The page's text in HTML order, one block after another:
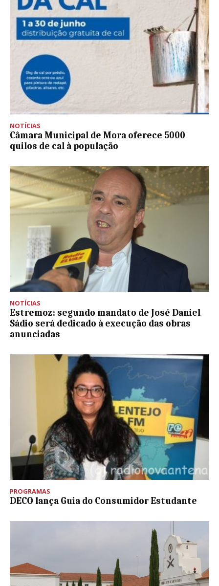
NOTÍCIAS
Câmara Municipal de Mora oferece 5000
quilos de cal à população
NOTÍCIAS
Estremoz: segundo mandato de José Daniel
Sádio será dedicado à execução das obras
anunciadas
PROGRAMAS
DECO lança Guia do Consumidor Estudante